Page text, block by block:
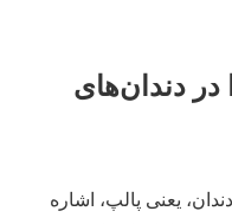
دندان‌های
یعنی پالپ، اشاره